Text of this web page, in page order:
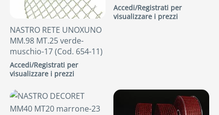
NASTRO RETE UNOXUNO
MM.98 MT.25 verde-
muschio-17 (Cod. 654-11)
Accedi/Registrati per
visualizzare i prezzi
Accedi/Registrati per
visualizzare i prezzi